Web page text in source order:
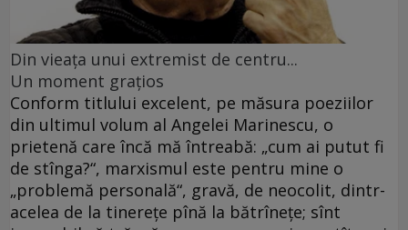
Din vieaţa unui extremist de centru...
Un moment graţios
Conform titlului excelent, pe măsura poeziilor
din ultimul volum al Angelei Marinescu, o
prietenă care încă mă întreabă: „cum ai putut fi
de stînga?“, marxismul este pentru mine o
„problemă personală“, gravă, de neocolit, dintr-
acelea de la tinereţe pînă la bătrîneţe; sînt